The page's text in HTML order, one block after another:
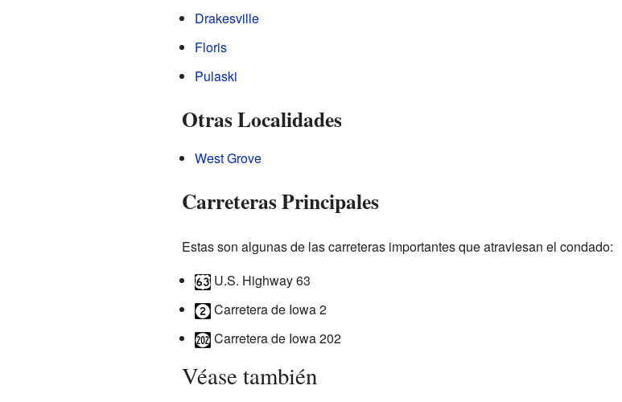
Drakesville
Floris
Pulaski
Otras Localidades
West Grove
Carreteras Principales
Estas son algunas de las carreteras importantes que atraviesan el condado:
U.S. Highway 63
Carretera de Iowa 2
Carretera de Iowa 202
Véase también